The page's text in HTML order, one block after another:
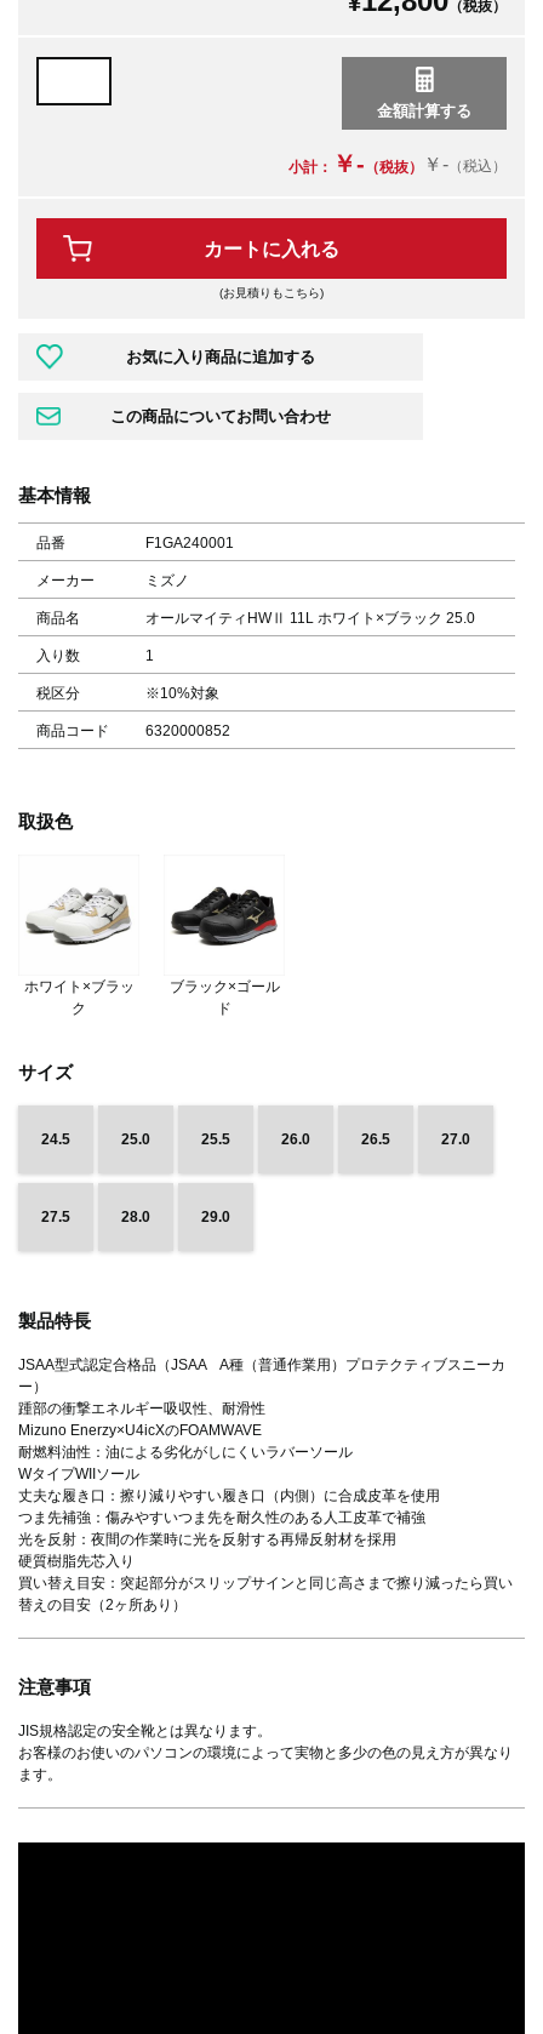
（税抜）
小計： ￥- （税抜） ￥- （税込）
カートに入れる
(お見積りもこちら)
基本情報
品番 F1GA240001
メーカー ミズノ
商品名 オールマイティHWⅡ 11L ホワイト×ブラック 25.0
入り数 1
税区分 ※10%対象
商品コード 6320000852
取扱色
ホワイト×ブラッ
ク
ブラック×ゴール
ド
サイズ
24.5 25.0 25.5 26.0 26.5 27.0
27.5 28.0 29.0
製品特長
JSAA型式認定合格品（JSAA A種（普通作業用）プロテクティブスニーカ
ー）
踵部の衝撃エネルギー吸収性、耐滑性
Mizuno Enerzy×U4icXのFOAMWAVE
耐燃料油性：油による劣化がしにくいラバーソール
WタイプWIIソール
丈夫な履き口：擦り減りやすい履き口（内側）に合成皮革を使用
つま先補強：傷みやすいつま先を耐久性のある人工皮革で補強
光を反射：夜間の作業時に光を反射する再帰反射材を採用
硬質樹脂先芯入り
買い替え目安：突起部分がスリップサインと同じ高さまで擦り減ったら買い
替えの目安（2ヶ所あり）
注意事項
JIS規格認定の安全靴とは異なります。
お客様のお使いのパソコンの環境によって実物と多少の色の見え方が異なり
ます。